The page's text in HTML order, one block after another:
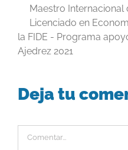
Maestro Internacional
Licenciado en
la FIDE - Programa
Ajedrez 2021
Deja tu